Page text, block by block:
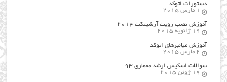
دستورات اتوکد
1 مارس 2015
آموزش نصب رویت آرشیتکت ۲۰۱۴
19 ژانویه 2015
آموزش میانبرهای اتوکد
2 مارس 2015
سوالات اسکیس ارشد معماری ۹۳
19 ژوئن 2015